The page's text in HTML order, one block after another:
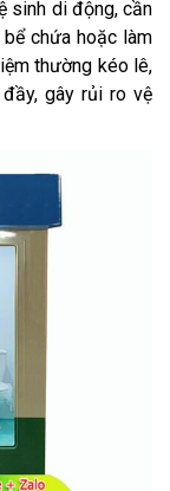
sinh di động, cần
chứa hoặc làm
thường kéo lê,
gây rủi ro vệ